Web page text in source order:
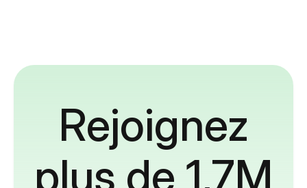
Rejoignez
plus de 1,7M